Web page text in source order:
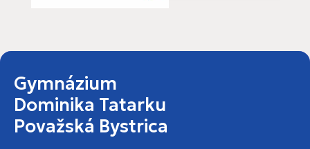
Gymnázium
Dominika Tatarku
Považská Bystrica